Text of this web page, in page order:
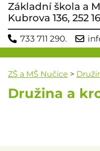
Základní škola a
Kubrova 136, 252
733 711 290.
ZŠ a MŠ Nučice >
Družina a